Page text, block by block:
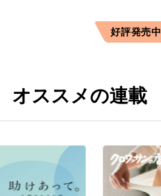
好評発売中
オススメの連載